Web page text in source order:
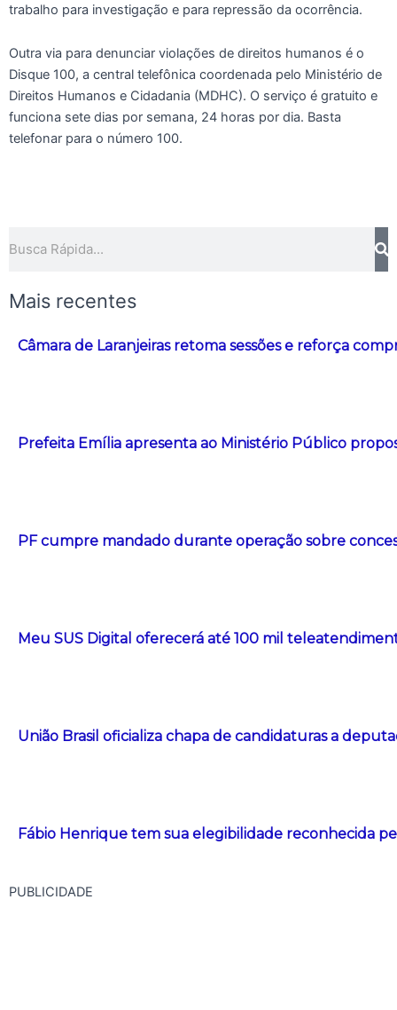
trabalho para investigação e para repressão da ocorrência.
Outra via para denunciar violações de direitos humanos é o
Disque 100, a central telefônica coordenada pelo Ministério de
Direitos Humanos e Cidadania (MDHC). O serviço é gratuito e
funciona sete dias por semana, 24 horas por dia. Basta
telefonar para o número 100.
Mais recentes
Câmara de Laranjeiras retoma sessões e reforça
Prefeita Emília apresenta ao Ministério Público
PF cumpre mandado durante operação sobre
Meu SUS Digital oferecerá até 100 mil
União Brasil oficializa chapa de candidaturas a
Fábio Henrique tem sua elegibilidade reconhecida
PUBLICIDADE